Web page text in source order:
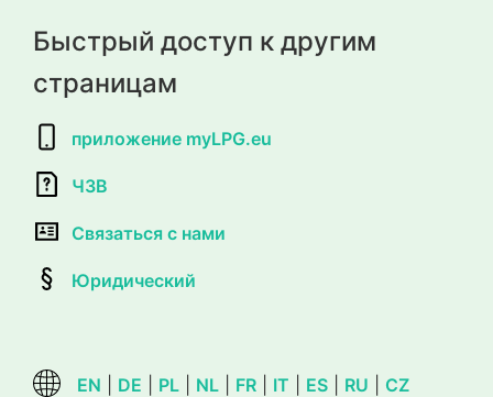
Быстрый доступ к другим
страницам
приложение myLPG.eu
ЧЗВ
Связаться с нами
Юридический
EN DE PL NL FR IT ES RU CZ